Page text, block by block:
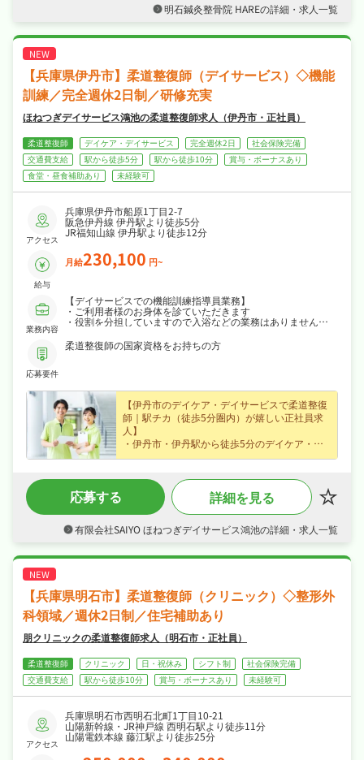
週休2日制なので、日勤のみでご家庭や趣味と
・社会保険完備で、あなたの「働きたい」を全
明石鍼灸整骨院 HAREの詳細・求人一覧
【兵庫県伊丹市】柔道整復師（デイサービス）◇機能
訓練／完全週休2日制／研修充実
ほねつぎデイサービス鴻池の柔道整復師求人（伊丹市・正社員）
柔道整復師 デイケア・デイサービス 完全週休2日
社会保険完備
交通費支給
駅から徒歩5分 駅から徒歩10分
賞与・ボーナスあり
食堂・昼食補助あり
未経験可
アクセス
兵庫県伊丹市船原1丁目2-7
阪急伊丹線 伊丹駅より徒歩5分
JR福知山線 伊丹駅より徒歩12分
給与
月給230,100 円~
業務内容
【デイサービスでの機能訓練指導員業務】
・ご利用者様のお身体を診ていただきます
・役割を分担していますので入浴などの業務はありません
・ご利用者宅へ送迎業務
・加算書類の作成、管理
応募要件
柔道整復師の国家資格をお持ちの方
【伊丹市のデイケア・デイサービスで柔道整復
師｜駅チカ（徒歩5分圏内）が嬉しい正社員求
人】
・伊丹市・伊丹駅から徒歩5分のデイケア・デ
イサービスで機能訓練など利用者様の生活・機
経験の方も歓迎なので安心してスタートできま
・正社員で月給23.0万円〜、賞与年2回・昇給
を築けます！
ど長期休暇も取りやすく日勤のみでオンオフを
福利厚生も充実、はじめての方も安心して飛び
込める職場です！
応募する 詳細を見る
有限会社SAIYO ほねつぎデイサービス鴻池の詳細・求人一覧
【兵庫県明石市】柔道整復師（クリニック）◇整形外
科領域／週休2日制／住宅補助あり
朋クリニックの柔道整復師求人（明石市・正社員）
柔道整復師 クリニック 日・祝休み シフト制
社会保険完備
交通費支給
駅から徒歩10分 賞与・ボーナスあり 未経験可
アクセス
兵庫県明石市西明石北町1丁目10-21
山陽新幹線・JR神戸線 西明石駅より徒歩11分
山陽電鉄本線 藤江駅より徒歩25分